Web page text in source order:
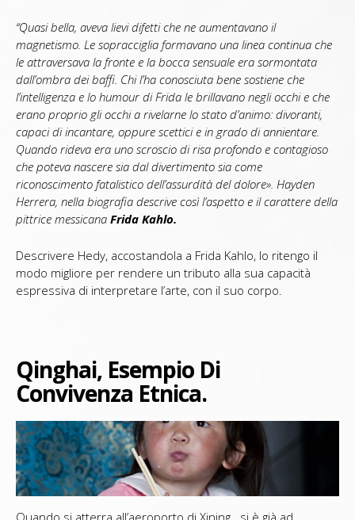
“Quasi bella, aveva lievi difetti che ne aumentavano il
magnetismo. Le sopracciglia formavano una linea continua che
le attraversava la fronte e la bocca sensuale era sormontata
dall’ombra dei baffi. Chi l’ha conosciuta bene sostiene che
l’intelligenza e lo humour di Frida le brillavano negli occhi e che
erano proprio gli occhi a rivelarne lo stato d’animo: divoranti,
capaci di incantare, oppure scettici e in grado di annientare.
Quando rideva era uno scroscio di risa profondo e contagioso
che poteva nascere sia dal divertimento sia come
riconoscimento fatalistico dell’assurdità del dolore». Hayden
Herrera, nella biografia descrive così l’aspetto e il carattere della
pittrice messicana Frida Kahlo.
Descrivere Hedy, accostandola a Frida Kahlo, lo ritengo il
modo migliore per rendere un tributo alla sua capacità
espressiva di interpretare l’arte, con il suo corpo.
Qinghai, Esempio Di
Convivenza Etnica.